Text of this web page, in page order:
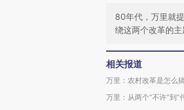
80年代，万里就
绕这两个改革的
相关报道
万里：农村改革是怎么
万里：从两个“不许”到“